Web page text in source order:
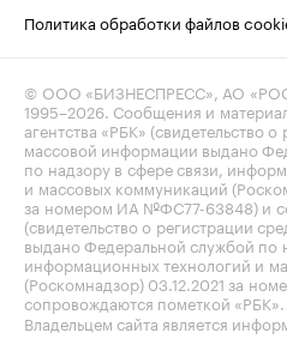
Политика обработки файлов
© ООО «БИЗНЕСПРЕСС», АО
1995–2026. Сообщения и
агентства «РБК» (свидетельство
массовой информации выдано
по надзору в сфере связи,
и массовых коммуникаций
за номером ИА №ФС77-63848) и
(свидетельство о регистрации
выдано Федеральной службой по
информационных технологий и
(Роскомнадзор) 03.12.2021 за
сопровождаются пометкой «РБК».
Владельцем сайта является